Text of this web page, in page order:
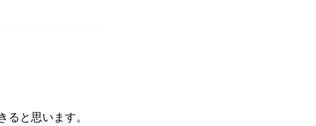
と思います。